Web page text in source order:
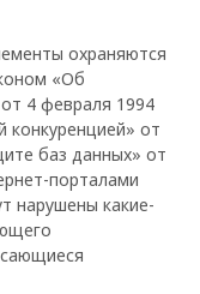
охраняются
«Об
4 февраля 1994
конкуренцией» от
баз данных» от
порталами
нарушены какие-